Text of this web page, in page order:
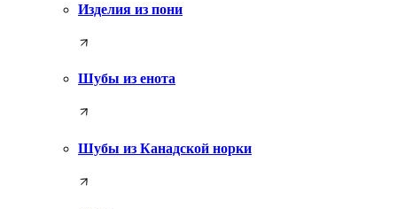
Изделия из пони
Шубы из енота
Шубы из Канадской норки